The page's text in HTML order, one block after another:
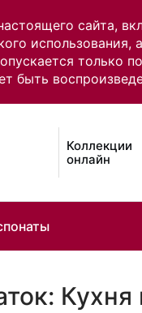
сайта,
использования,
только
быть
Коллекции
онлайн
Кухня